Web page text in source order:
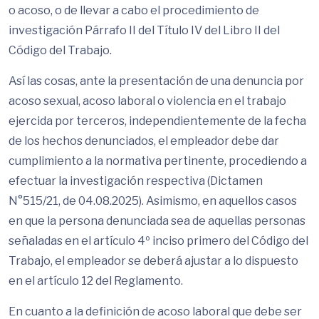
o acoso, o de llevar a cabo el procedimiento de
investigación Párrafo II del Título IV del Libro II del
Código del Trabajo.
Así las cosas, ante la presentación de una denuncia por
acoso sexual, acoso laboral o violencia en el trabajo
ejercida por terceros, independientemente de la fecha
de los hechos denunciados, el empleador debe dar
cumplimiento a la normativa pertinente, procediendo a
efectuar la investigación respectiva (Dictamen
N°515/21, de 04.08.2025). Asimismo, en aquellos casos
en que la persona denunciada sea de aquellas personas
señaladas en el artículo 4º inciso primero del Código del
Trabajo, el empleador se deberá ajustar a lo dispuesto
en el artículo 12 del Reglamento.
En cuanto a la definición de acoso laboral que debe ser